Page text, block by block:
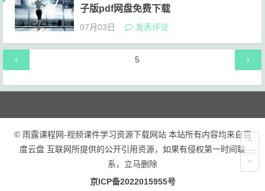
子版pdf网盘免费下载
07月03日 发表评论
章
导
第5
© 雨露课程网-视频课件学习资源下载网站 本站所有内容均来自百
度云盘 互联网所提供的公开引用资源，如果有侵权第一时间联
系，立马删除
京ICP备2022015955号